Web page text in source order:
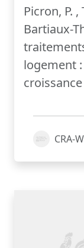
Picron, P.
Bartiaux-
logement
CRA-W